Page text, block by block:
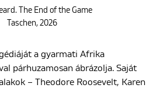
The End of the Game
Taschen, 2026
a gyarmati Afrika
párhuzamosan ábrázolja. Saját
– Theodore Roosevelt, Karen